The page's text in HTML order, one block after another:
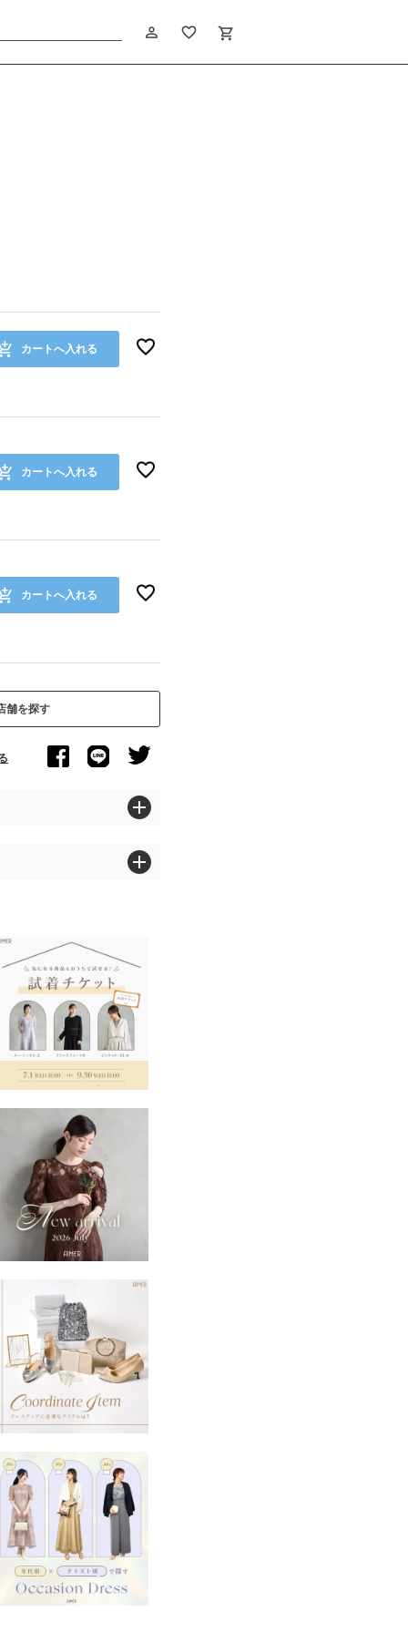
person_outline favorite_border shopping_cart
カートへ入れる
カートへ入れる
カートへ入れる
舗を探す